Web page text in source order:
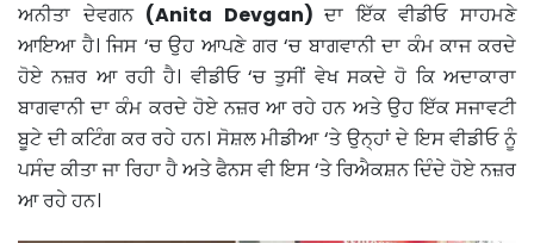
ਅਨੀਤਾ ਦੇਵਗਨ (Anita Devgan)ਦਾ ਇੱਕ ਵੀਡੀਓ ਸਾਹਮਣੇ
ਆਇਆ ਹੈ। ਜਿਸ ‘ਚ ਉਹ ਆਪਣੇ ਗਰ ‘ਚ ਬਾਗਵਾਨੀ ਦਾ ਕੰਮ ਕਾਜ ਕਰਦੇ
ਹੋਏ ਨਜ਼ਰ ਆ ਰਹੀ ਹੈ। ਵੀਡੀਓ ‘ਚ ਤੁਸੀਂ ਵੇਖ ਸਕਦੇ ਹੋ ਕਿ ਅਦਾਕਾਰਾ
ਬਾਗਵਾਨੀ ਦਾ ਕੰਮ ਕਰਦੇ ਹੋਏ ਨਜ਼ਰ ਆ ਰਹੇ ਹਨ ਅਤੇ ਉਹ ਇੱਕ ਸਜਾਵਟੀ
ਬੂਟੇ ਦੀ ਕਟਿੰਗ ਕਰ ਰਹੇ ਹਨ। ਸੋਸ਼ਲ ਮੀਡੀਆ ‘ਤੇ ਉਨ੍ਹਾਂ ਦੇ ਇਸ ਵੀਡੀਓ ਨੂੰ
ਪਸੰਦ ਕੀਤਾ ਜਾ ਰਿਹਾ ਹੈ ਅਤੇ ਫੈਨਸ ਵੀ ਇਸ ‘ਤੇ ਰਿਐਕਸ਼ਨ ਦਿੰਦੇ ਹੋਏ ਨਜ਼ਰ
ਆ ਰਹੇ ਹਨ।